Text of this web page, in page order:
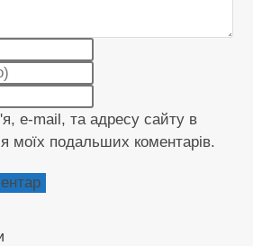
e-mail, та адресу сайту в
моїх подальших коментарів.